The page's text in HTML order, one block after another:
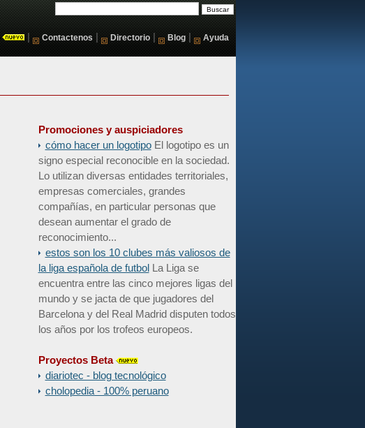
Contactenos Directorio Blog Ayuda
Promociones y auspiciadores
cómo hacer un logotipoEl logotipo es un
signo especial reconocible en la sociedad.
Lo utilizan diversas entidades territoriales,
empresas comerciales, grandes
compañías, en particular personas que
desean aumentar el grado de
reconocimiento...
estos son los 10 clubes más valiosos de
la liga española de futbolLa Liga se
encuentra entre las cinco mejores ligas del
mundo y se jacta de que jugadores del
Barcelona y del Real Madrid disputen todos
los años por los trofeos europeos.
Proyectos Beta
diariotec - blog tecnológico
cholopedia - 100% peruano